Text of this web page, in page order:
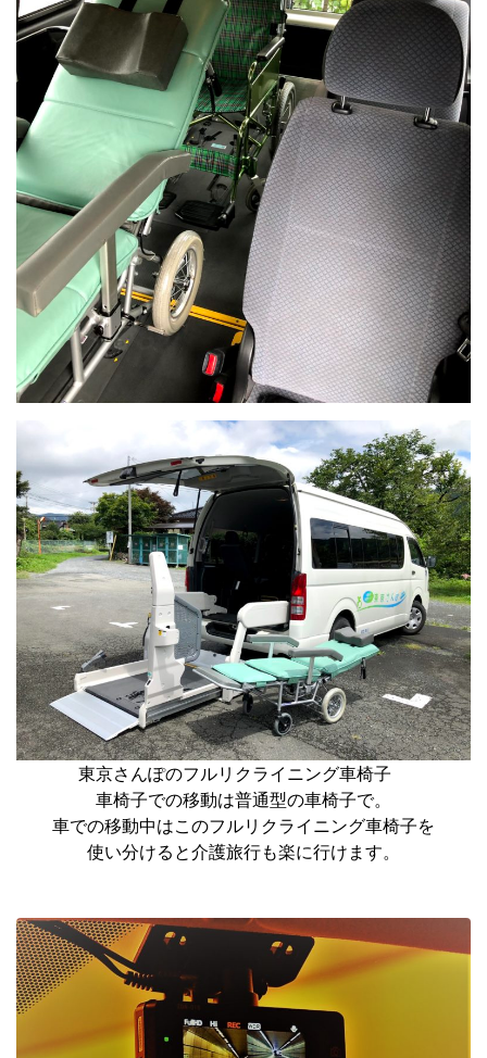
東京さんぽのフルリクライニング車椅子
車椅子での移動は普通型の車椅子で。
車での移動中はこのフルリクライニング車椅子を
使い分けると介護旅行も楽に行けます。